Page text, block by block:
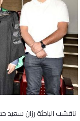
ناقشت الباحثة رزان سعيد